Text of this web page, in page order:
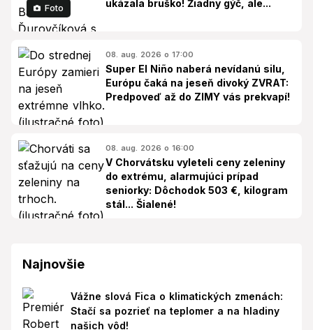
Foto
ukázala bruško! Žiadny gýč, ale...
08. aug. 2026 o 17:00
Super El Niño naberá nevídanú silu,
Európu čaká na jeseň divoký ZVRAT:
Predpoveď až do ZIMY vás prekvapí!
08. aug. 2026 o 16:00
V Chorvátsku vyleteli ceny zeleniny
do extrému, alarmujúci prípad
seniorky: Dôchodok 503 €, kilogram
stál... Šialené!
Najnovšie
Vážne slová Fica o klimatických zmenách:
Stačí sa pozrieť na teplomer a na hladiny
našich vôd!